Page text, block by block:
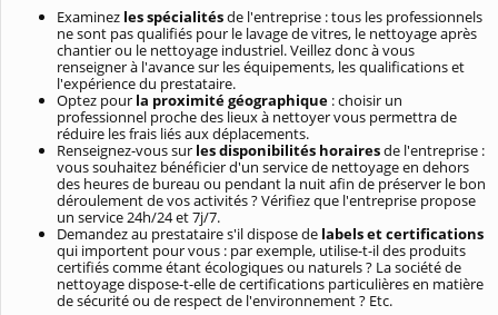
Examinez les spécialitésde l'entreprise : tous les professionnels
ne sont pas qualifiés pour le lavage de vitres, le nettoyage après
chantier ou le nettoyage industriel. Veillez donc à vous
renseigner à l'avance sur les équipements, les qualifications et
l'expérience du prestataire.
Optez pour la proximité géographique : choisir un
professionnel proche des lieux à nettoyer vous permettra de
réduire les frais liés aux déplacements.
Renseignez-vous sur les disponibilités horairesde l'entreprise :
vous souhaitez bénéficier d'un service de nettoyage en dehors
des heures de bureau ou pendant la nuit afin de préserver le bon
déroulement de vos activités ? Vérifiez que l'entreprise propose
un service 24h/24 et 7j/7.
Demandez au prestataire s'il dispose de labels et certifications
qui importent pour vous : par exemple, utilise-t-il des produits
certifiés comme étant écologiques ou naturels ? La société de
nettoyage dispose-t-elle de certifications particulières en matière
de sécurité ou de respect de l'environnement ? Etc.